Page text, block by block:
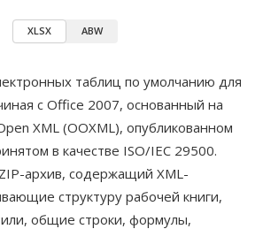
XLSX ABW
таблиц по умолчанию для
с Office 2007, основанный на
XML (OOXML), опубликованном
в качестве ISO/IEC 29500.
архив, содержащий XML-
структуру рабочей книги,
общие строки, формулы,